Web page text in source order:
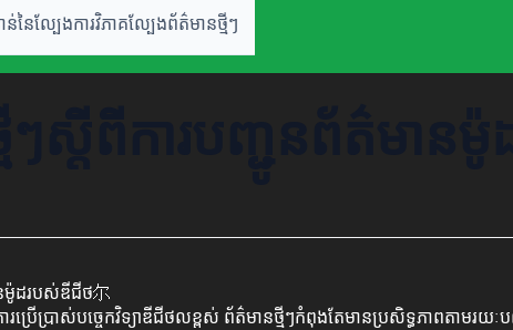
ន់នៃល្បែងការវិភាគល្បែងព័ត៌មានថ្មីៗ
ម៉ូដរបស់ឌីជីថ尔
ប្រើប្រាស់បច្ចេកវិទ្យាឌីជីថលខ្ពស់ ព័ត៌មានថ្មីៗកំពុងតែមានប្រសិទ្ធភាពតាម